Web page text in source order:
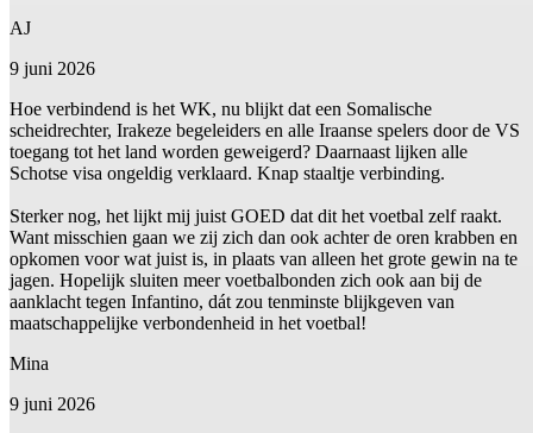
AJ
9 juni 2026
Hoe verbindend is het WK, nu blijkt dat een Somalische
scheidrechter, Irakeze begeleiders en alle Iraanse spelers door de VS
toegang tot het land worden geweigerd? Daarnaast lijken alle
Schotse visa ongeldig verklaard. Knap staaltje verbinding.
Sterker nog, het lijkt mij juist GOED dat dit het voetbal zelf raakt.
Want misschien gaan we zij zich dan ook achter de oren krabben en
opkomen voor wat juist is, in plaats van alleen het grote gewin na te
jagen. Hopelijk sluiten meer voetbalbonden zich ook aan bij de
aanklacht tegen Infantino, dát zou tenminste blijkgeven van
maatschappelijke verbondenheid in het voetbal!
Mina
9 juni 2026